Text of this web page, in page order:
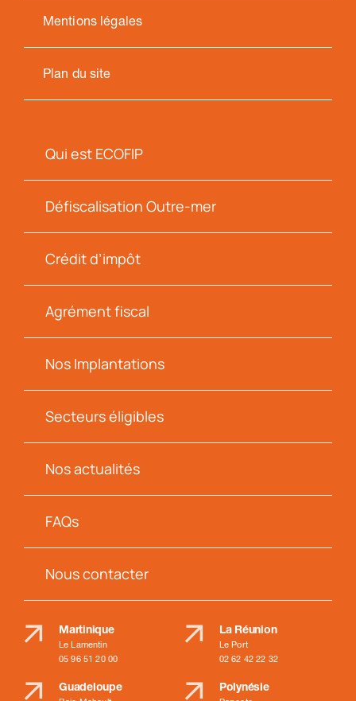
Mentions légales
Plan du site
Qui est ECOFIP
Défiscalisation Outre-mer
Crédit d’impôt
Agrément fiscal
Nos Implantations
Secteurs éligibles
Nos actualités
FAQs
Nous contacter
Martinique
Le Lamentin
05 96 51 20 00
Guadeloupe
La Réunion
Le Port
02 62 42 22 32
Polynésie